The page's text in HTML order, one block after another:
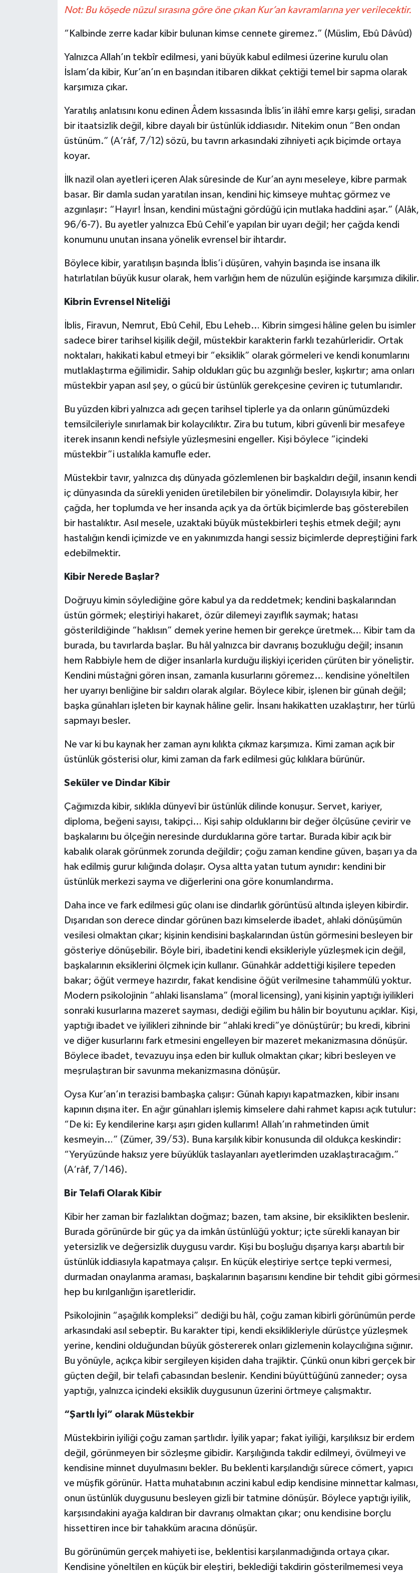
Not: Bu köşede nüzul sırasına göre öne çıkan Kur’an kavramlarına yer verilecektir.
“Kalbinde zerre kadar kibir bulunan kimse cennete giremez.” (Müslim, Ebû Dâvûd)
Yalnızca Allah’ın tekbîr edilmesi, yani büyük kabul edilmesi üzerine kurulu olan
İslam’da kibir, Kur’an’ın en başından itibaren dikkat çektiği temel bir sapma olarak
karşımıza çıkar.
Yaratılış anlatısını konu edinen Âdem kıssasında İblis’in ilâhî emre karşı gelişi, sıradan
bir itaatsizlik değil, kibre dayalı bir üstünlük iddiasıdır. Nitekim onun “Ben ondan
üstünüm.” (A‘râf, 7/12) sözü, bu tavrın arkasındaki zihniyeti açık biçimde ortaya
koyar.
İlk nazil olan ayetleri içeren Alak sûresinde de Kur’an aynı meseleye, kibre parmak
basar. Bir damla sudan yaratılan insan, kendini hiç kimseye muhtaç görmez ve
azgınlaşır: “Hayır! İnsan, kendini müstağni gördüğü için mutlaka haddini aşar.” (Alâk,
96/6-7). Bu ayetler yalnızca Ebû Cehil’e yapılan bir uyarı değil; her çağda kendi
konumunu unutan insana yönelik evrensel bir ihtardır.
Böylece kibir, yaratılışın başında İblis’i düşüren, vahyin başında ise insana ilk
hatırlatılan büyük kusur olarak, hem varlığın hem de nüzulün eşiğinde karşımıza dikilir.
Kibrin Evrensel Niteliği
İblis, Firavun, Nemrut, Ebû Cehil, Ebu Leheb… Kibrin simgesi hâline gelen bu isimler
sadece birer tarihsel kişilik değil, müstekbir karakterin farklı tezahürleridir. Ortak
noktaları, hakikati kabul etmeyi bir “eksiklik” olarak görmeleri ve kendi konumlarını
mutlaklaştırma eğilimidir. Sahip oldukları güç bu azgınlığı besler, kışkırtır; ama onları
müstekbir yapan asıl şey, o gücü bir üstünlük gerekçesine çeviren iç tutumlarıdır.
Bu yüzden kibri yalnızca adı geçen tarihsel tiplerle ya da onların günümüzdeki
temsilcileriyle sınırlamak bir kolaycılıktır. Zira bu tutum, kibri güvenli bir mesafeye
iterek insanın kendi nefsiyle yüzleşmesini engeller. Kişi böylece “içindeki
müstekbir”i ustalıkla kamufle eder.
Müstekbir tavır, yalnızca dış dünyada gözlemlenen bir başkaldırı değil, insanın kendi
iç dünyasında da sürekli yeniden üretilebilen bir yönelimdir. Dolayısıyla kibir, her
çağda, her toplumda ve her insanda açık ya da örtük biçimlerde baş gösterebilen
bir hastalıktır. Asıl mesele, uzaktaki büyük müstekbirleri teşhis etmek değil; aynı
hastalığın kendi içimizde ve en yakınımızda hangi sessiz biçimlerde depreştiğini fark
edebilmektir.
Kibir Nerede Başlar?
Doğruyu kimin söylediğine göre kabul ya da reddetmek; kendini başkalarından
üstün görmek; eleştiriyi hakaret, özür dilemeyi zayıflık saymak; hatası
gösterildiğinde “haklısın” demek yerine hemen bir gerekçe üretmek… Kibir tam da
burada, bu tavırlarda başlar. Bu hâl yalnızca bir davranış bozukluğu değil; insanın
hem Rabbiyle hem de diğer insanlarla kurduğu ilişkiyi içeriden çürüten bir yöneliştir.
Kendini müstağni gören insan, zamanla kusurlarını göremez… kendisine yöneltilen
her uyarıyı benliğine bir saldırı olarak algılar. Böylece kibir, işlenen bir günah değil;
başka günahları işleten bir kaynak hâline gelir. İnsanı hakikatten uzaklaştırır, her türlü
sapmayı besler.
Ne var ki bu kaynak her zaman aynı kılıkta çıkmaz karşımıza. Kimi zaman açık bir
üstünlük gösterisi olur, kimi zaman da fark edilmesi güç kılıklara bürünür.
Seküler ve Dindar Kibir
Çağımızda kibir, sıklıkla dünyevî bir üstünlük dilinde konuşur. Servet, kariyer,
diploma, beğeni sayısı, takipçi… Kişi sahip olduklarını bir değer ölçüsüne çevirir ve
başkalarını bu ölçeğin neresinde durduklarına göre tartar. Burada kibir açık bir
kabalık olarak görünmek zorunda değildir; çoğu zaman kendine güven, başarı ya da
hak edilmiş gurur kılığında dolaşır. Oysa altta yatan tutum aynıdır: kendini bir
üstünlük merkezi sayma ve diğerlerini ona göre konumlandırma.
Daha ince ve fark edilmesi güç olanı ise dindarlık görüntüsü altında işleyen kibirdir.
Dışarıdan son derece dindar görünen bazı kimselerde ibadet, ahlaki dönüşümün
vesilesi olmaktan çıkar; kişinin kendisini başkalarından üstün görmesini besleyen bir
gösteriye dönüşebilir. Böyle biri, ibadetini kendi eksikleriyle yüzleşmek için değil,
başkalarının eksiklerini ölçmek için kullanır. Günahkâr addettiği kişilere tepeden
bakar; öğüt vermeye hazırdır, fakat kendisine öğüt verilmesine tahammülü yoktur.
Modern psikolojinin “ahlaki lisanslama” (moral licensing), yani kişinin yaptığı iyilikleri
sonraki kusurlarına mazeret sayması, dediği eğilim bu hâlin bir boyutunu açıklar. Kişi,
yaptığı ibadet ve iyilikleri zihninde bir “ahlaki kredi”ye dönüştürür; bu kredi, kibrini
ve diğer kusurlarını fark etmesini engelleyen bir mazeret mekanizmasına dönüşür.
Böylece ibadet, tevazuyu inşa eden bir kulluk olmaktan çıkar; kibri besleyen ve
meşrulaştıran bir savunma mekanizmasına dönüşür.
Oysa Kur’an’ın terazisi bambaşka çalışır: Günah kapıyı kapatmazken, kibir insanı
kapının dışına iter. En ağır günahları işlemiş kimselere dahi rahmet kapısı açık tutulur:
“De ki: Ey kendilerine karşı aşırı giden kullarım! Allah’ın rahmetinden ümit
kesmeyin…” (Zümer, 39/53). Buna karşılık kibir konusunda dil oldukça keskindir:
“Yeryüzünde haksız yere büyüklük taslayanları ayetlerimden uzaklaştıracağım.”
(A‘râf, 7/146).
Bir Telafi Olarak Kibir
Kibir her zaman bir fazlalıktan doğmaz; bazen, tam aksine, bir eksiklikten beslenir.
Burada görünürde bir güç ya da imkân üstünlüğü yoktur; içte sürekli kanayan bir
yetersizlik ve değersizlik duygusu vardır. Kişi bu boşluğu dışarıya karşı abartılı bir
üstünlük iddiasıyla kapatmaya çalışır. En küçük eleştiriye sertçe tepki vermesi,
durmadan onaylanma araması, başkalarının başarısını kendine bir tehdit gibi görmesi
hep bu kırılganlığın işaretleridir.
Psikolojinin “aşağılık kompleksi” dediği bu hâl, çoğu zaman kibirli görünümün perde
arkasındaki asıl sebeptir. Bu karakter tipi, kendi eksiklikleriyle dürüstçe yüzleşmek
yerine, kendini olduğundan büyük göstererek onları gizlemenin kolaycılığına sığınır.
Bu yönüyle, açıkça kibir sergileyen kişiden daha trajiktir. Çünkü onun kibri gerçek bir
güçten değil, bir telafi çabasından beslenir. Kendini büyüttüğünü zanneder; oysa
yaptığı, yalnızca içindeki eksiklik duygusunun üzerini örtmeye çalışmaktır.
“Şartlı İyi” olarak Müstekbir
Müstekbirin iyiliği çoğu zaman şartlıdır. İyilik yapar; fakat iyiliği, karşılıksız bir erdem
değil, görünmeyen bir sözleşme gibidir. Karşılığında takdir edilmeyi, övülmeyi ve
kendisine minnet duyulmasını bekler. Bu beklenti karşılandığı sürece cömert, yapıcı
ve müşfik görünür. Hatta muhatabının aczini kabul edip kendisine minnettar kalması,
onun üstünlük duygusunu besleyen gizli bir tatmine dönüşür. Böylece yaptığı iyilik,
karşısındakini ayağa kaldıran bir davranış olmaktan çıkar; onu kendisine borçlu
hissettiren ince bir tahakküm aracına dönüşür.
Bu görünümün gerçek mahiyeti ise, beklentisi karşılanmadığında ortaya çıkar.
Kendisine yöneltilen en küçük bir eleştiri, beklediği takdirin gösterilmemesi veya
TEKNOLOJİ